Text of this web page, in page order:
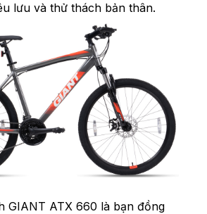
lưu và thử thách bản thân.
GIANT ATX 660 là bạn đồng